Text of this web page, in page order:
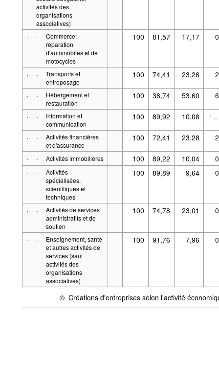
activités des
organisations
associatives)
· ·
Commerce;
réparation
d'automobiles et de
motocycles
100 81,57 17,17
· ·
Transports et
entreposage
100 74,41 23,26
· ·
Hébergement et
restauration
100 38,74 53,60
· ·
Information et
communication
100 89,92 10,08 - ..
· ·
Activités financières
et d'assurance
100 72,41 23,28
· · Activités immobilières 100 89,22 10,04
· ·
Activités
spécialisées,
scientifiques et
techniques
100 89,89 9,64
· ·
Activités de services
administratifs et de
soutien
100 74,78 23,01
· ·
Enseignement, santé
et autres activités de
services (sauf
activités des
organisations
associatives)
100 91,76 7,96
©
{link} Conditions d'utilisation
Créations d'entreprises selon l'activité